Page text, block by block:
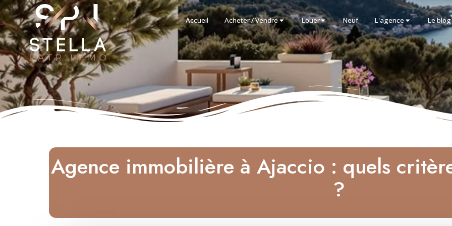
Accueil Acheter / Vendre Louer Neuf L'agence Le blog
Agence immobilière à Ajaccio : quels
?